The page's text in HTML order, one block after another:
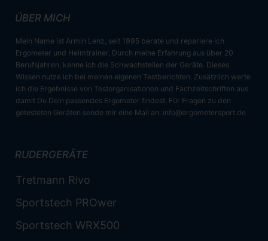
ÜBER MICH
Mein Name ist Armin Lenz, seit 1995 berate und repariere ich
Ergometer und Heimtrainer. Durch meine Erfahrung aus über 20
Berufsjahren, kenne ich die Schwachstellen der Geräte. Dieses
Wissen nutze ich bei meinen eigenen Testberichten. Zusätzlich werte
ich die Ergebnisse von Testorganisationen und Fachzeitschriften aus
damit Du Dein passendes Ergometer findest. Für Fragen zu den
getesteten Geräten sende mir eine Mail an: info@ergometersport.de
RUDERGERÄTE
Tretmann Rivo
Sportstech PROwer
Sportstech WRX500